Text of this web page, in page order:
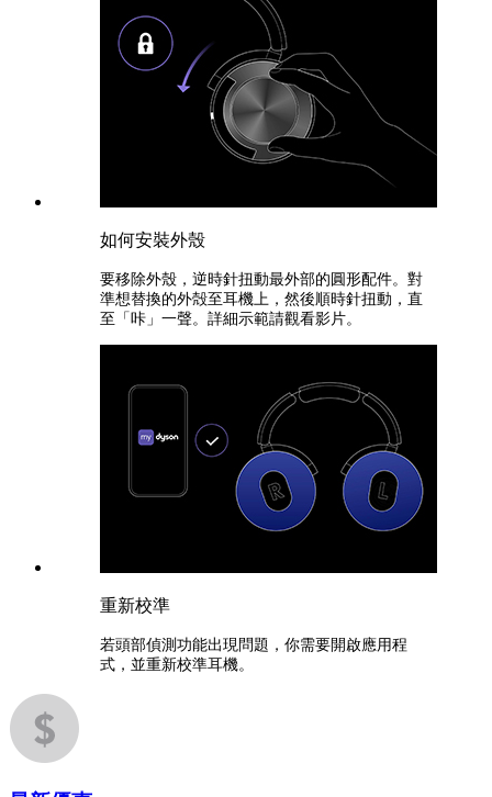
如何安裝外殼
要移除外殼，逆時針扭動最外部的圓形配件。對
準想替換的外殻至耳機上，然後順時針扭動，直
至「咔」一聲。詳細示範請觀看影片。
重新校準
若頭部偵測功能出現問題，你需要開啟應用程
式，並重新校準耳機。